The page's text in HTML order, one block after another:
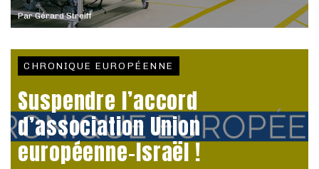
ParGérard Streiff
CHRONIQUE EUROPÉENNE
Suspendre l’accord
d’association Union
européenne-Israël !